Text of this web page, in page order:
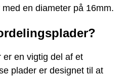
en diameter på 16mm.
er en vigtig del af et
plader er designet til at